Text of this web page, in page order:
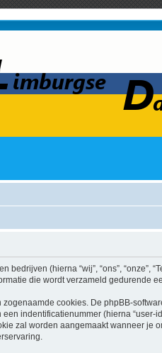
(hierna “wij”, “ons”, “onze”,
die wordt verzameld
cookies. De phpBB-
indentificatienummer (hierna “user-
zal worden aangemaakt wanneer je